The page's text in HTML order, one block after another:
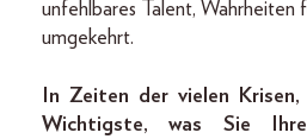
unfehlbares Talent, Wahrheiten
umgekehrt.
In Zeiten der vielen
Wichtigste, was Sie